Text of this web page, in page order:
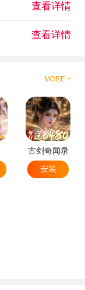
查看详情
查看详情
MORE +
古剑奇闻录
安装